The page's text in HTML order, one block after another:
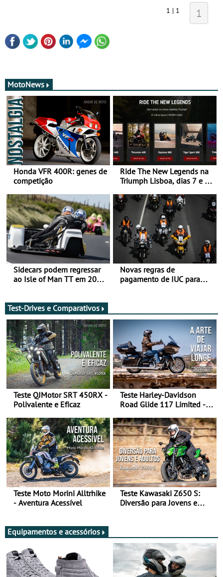
1 | 1 1
MotoNews
Honda VFR 400R: genes de
competição
Ride The New Legends na
Triumph Lisboa, dias 7 e 8
Sidecars podem regressar
ao Isle of Man TT em 2027
Novas regras de
pagamento de IUC para
Test-Drives e Comparativos
Teste QJMotor SRT 450RX -
Polivalente e Eficaz
Teste Harley-Davidson
Road Glide 117 Limited - A
Teste Moto Morini Alltrhike
- Aventura Acessível
Teste Kawasaki Z650 S:
Diversão para Jovens e
Equipamentos e acessórios